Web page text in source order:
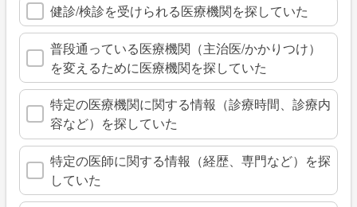
健診/検診を受けられる医療機関を探していた
普段通っている医療機関（主治医/かかりつけ）
を変えるために医療機関を探していた
特定の医療機関に関する情報（診療時間、診療内
容など）を探していた
特定の医師に関する情報（経歴、専門など）を探
していた